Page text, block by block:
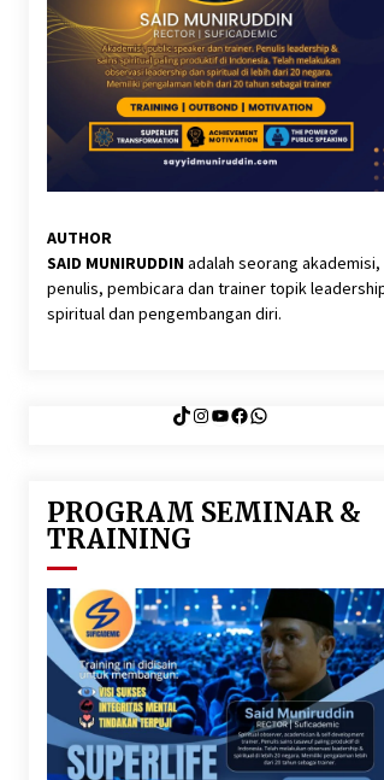
3 months ago
Eksistensi Iran dalam Tiga Ayat:
Memahami Aliansi Yahudi dan
Kristen dalam Dinamika Nubuwwat
5 months ago
AUTHOR
SAID MUNIRUDDINadalah seorang akademisi,
penulis, pembicara dan trainer topik
spiritual dan pengembangan diri.
TikTok
Instagram
YouTube
Facebook
WhatsApp
PROGRAM SEMINAR &
TRAINING